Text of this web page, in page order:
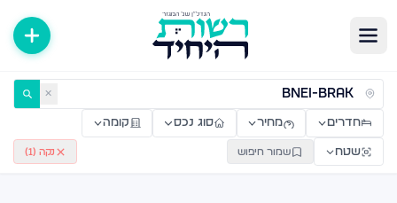
דירות למכירה ולהשכרה — רשות היחיד ✕
חדרים מחיר סוג נכס קומה
שטח שמור חיפוש נקה ( 1
)